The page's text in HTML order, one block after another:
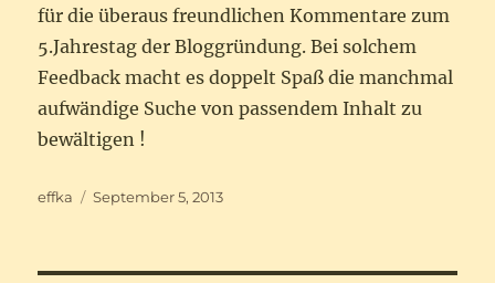
für die überaus freundlichen Kommentare zum
5.Jahrestag der Bloggründung. Bei solchem
Feedback macht es doppelt Spaß die manchmal
aufwändige Suche von passendem Inhalt zu
bewältigen !
Autor
effka
Veröffentlicht
September 5, 2013